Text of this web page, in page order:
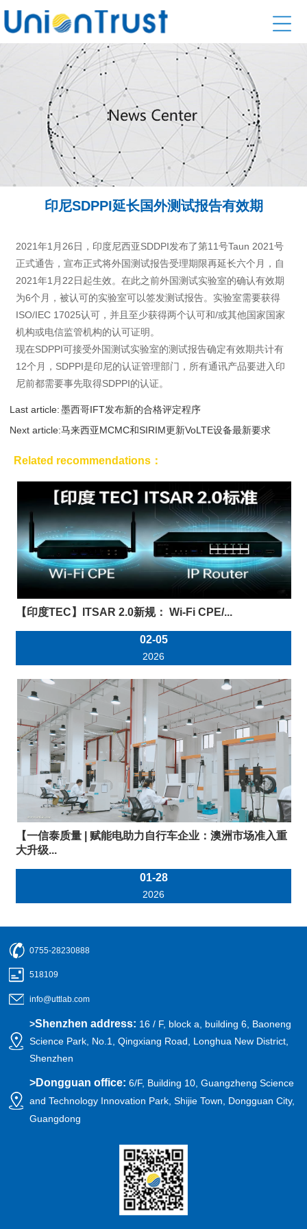
印尼SDPPI延长国外测试报告有效期
2021年1月26日，印度尼西亚SDDPI发布了第11号Taun 2021号
正式通告，宣布正式将外国测试报告受理期限再延长六个月，自
2021年1月22日起生效。在此之前外国测试实验室的确认有效期
为6个月，被认可的实验室可以签发测试报告。实验室需要获得
ISO/IEC 17025认可，并且至少获得两个认可和/或其他国家国家
机构或电信监管机构的认可证明。
现在SDPPI可接受外国测试实验室的测试报告确定有效期共计有
12个月，SDPPI是印尼的认证管理部门，所有通讯产品要进入印
尼前都需要事先取得SDPPI的认证。
Last article: 墨西哥IFT发布新的合格评定程序
Next article:马来西亚MCMC和SIRIM更新VoLTE设备最新要求
Related recommendations：
【印度TEC】ITSAR 2.0新规： Wi-Fi CPE/...
02-05
2026
【一信泰质量 | 赋能电助力自行车企业：澳洲市场准入重
大升级...
01-28
2026
0755-28230888
518109
info@uttlab.com
>Shenzhen address: 16 / F, block a, building 6, Baoneng
Science Park, No.1, Qingxiang Road, Longhua New District,
Shenzhen
>Dongguan office:6/F, Building 10, Guangzheng Science
and Technology Innovation Park, Shijie Town, Dongguan City,
Guangdong